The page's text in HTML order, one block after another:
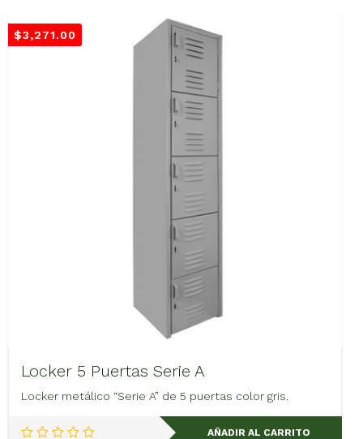
$3,271.00
Locker 5 Puertas Serie A
Locker metálico “Serie A” de 5 puertas color gris.
AÑADIR AL CARRITO